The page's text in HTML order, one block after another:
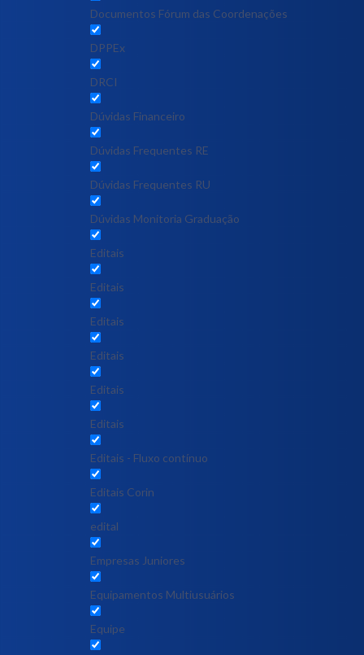
Documentos Fórum das Coordenações
DPPEx
DRCI
Dúvidas Financeiro
Dúvidas Frequentes RE
Dúvidas Frequentes RU
Dúvidas Monitoria Graduação
Editais
Editais
Editais
Editais
Editais
Editais
Editais - Fluxo contínuo
Editais Corin
edital
Empresas Juniores
Equipamentos Multiusuários
Equipe